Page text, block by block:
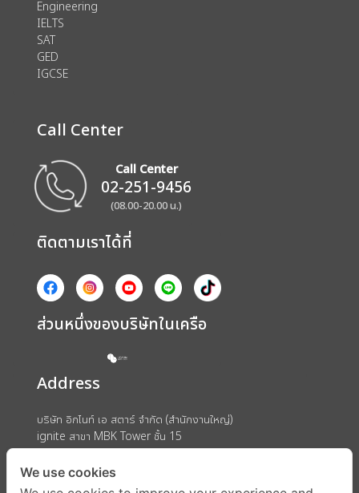
Engineering
IELTS
SAT
GED
IGCSE
Call Center
Call Center
02-251-9456
(08.00-20.00 น.)
ติดตามเราได้ที่
ส่วนหนึ่งของบริษัทในเครือ
Address
บริษัท อิกไนท์ เอ สตาร์ จำกัด (สำนักงานใหญ่)
ignite สาขา MBK Tower ชั้น 15
ถนนพญาไท แขวงวังใหม่ เขตปทุมวัน กรุงเทพมหานคร 10330
We use cookies